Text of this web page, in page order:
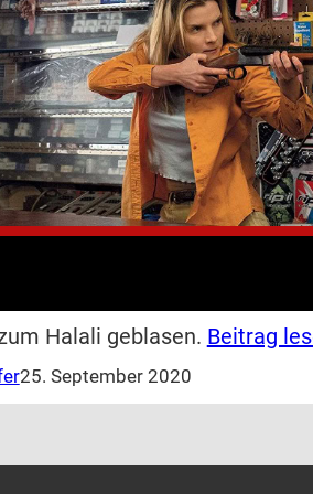
Halali geblasen. Beitrag
25. September 2020